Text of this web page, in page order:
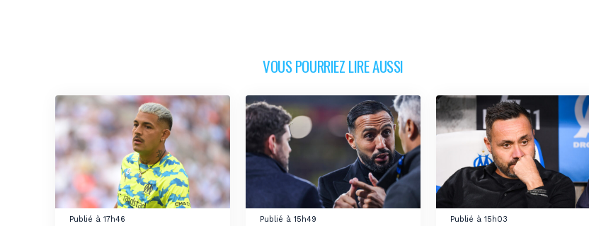
VOUS POURRIEZ LIRE AUSSI
Publié à 17h46 Publié à 15h49 Publié à 15h03